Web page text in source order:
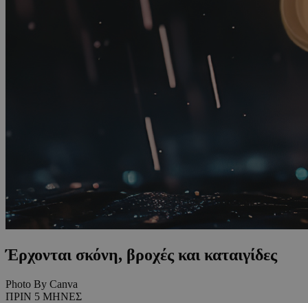
Έρχονται σκόνη, βροχές και καταιγίδες
Photo By Canva
ΠΡΙΝ 5 ΜΗΝΕΣ